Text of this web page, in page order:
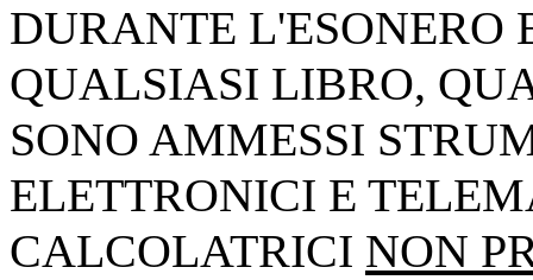
DURANTE L'ESONERO
QUALSIASI LIBRO,
SONO AMMESSI
ELETTRONICI E
CALCOLATRICI NON